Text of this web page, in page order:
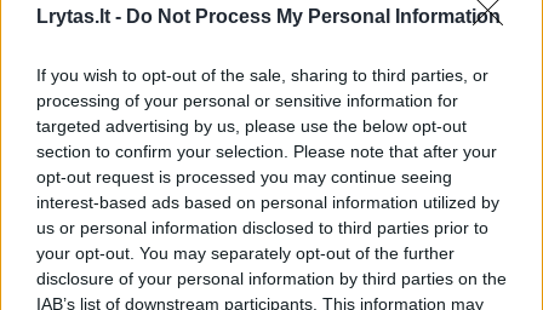
Lrytas.lt - Do Not Process My Personal Information
If you wish to opt-out of the sale, sharing to third parties, or
processing of your personal or sensitive information for
targeted advertising by us, please use the below opt-out
section to confirm your selection. Please note that after your
opt-out request is processed you may continue seeing
interest-based ads based on personal information utilized by
us or personal information disclosed to third parties prior to
your opt-out. You may separately opt-out of the further
disclosure of your personal information by third parties on the
IAB’s list of downstream participants. This information may
Visi įrašai
Žiūrimiausi įrašai
00:00:30
Vaizdai iš tragiškos avarijos Vilniaus r.: dviejų moterų ir